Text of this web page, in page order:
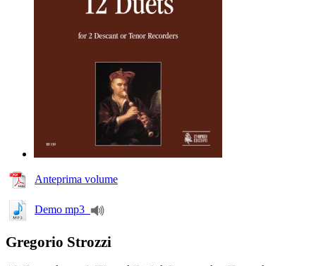
Anteprima volume
Demo mp3
Gregorio Strozzi